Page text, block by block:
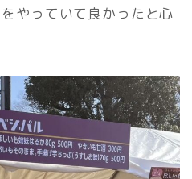
やっていて良かったと心